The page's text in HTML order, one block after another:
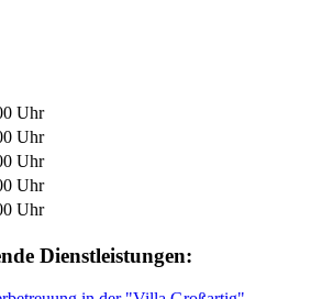
Uhr
Uhr
Uhr
Uhr
Uhr
Dienstleistungen: